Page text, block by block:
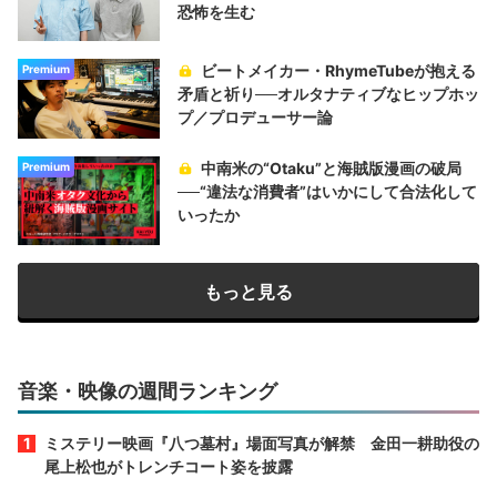
恐怖を生む
Premium
ビートメイカー・RhymeTubeが抱える
矛盾と祈り──オルタナティブなヒップホッ
プ／プロデューサー論
Premium
中南米の“Otaku”と海賊版漫画の破局
──“違法な消費者”はいかにして合法化して
いったか
もっと見る
音楽・映像の週間ランキング
ミステリー映画『八つ墓村』場面写真が解禁 金田一耕助役の
尾上松也がトレンチコート姿を披露